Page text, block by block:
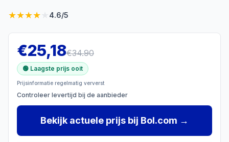
★★★★ 4.6/5
€25,18€34.90
🟢 Laagste prijs ooit
Prijsinformatie regelmatig ververst
Controleer levertijd bij de aanbieder
Bekijk actuele prijs bij Bol.com →